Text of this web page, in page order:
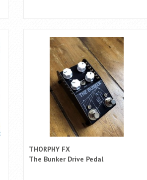
THORPHY FX
The Bunker Drive Pedal